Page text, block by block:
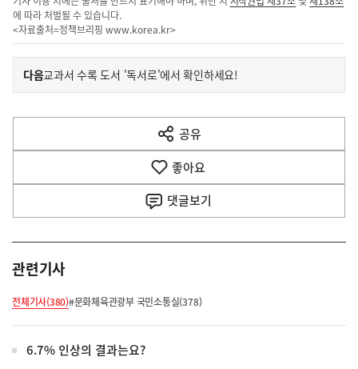
에 따라 처벌될 수 있습니다.
<자료출처=정책브리핑 www.korea.kr>
이
전
다
음
다음기
교과서 수록 도서 '독서로'에서 확인하세요!
공유
열
기
좋아요
댓글보기
관련기사
전체기사(380)#문화체육관광부 국민소통실(378)
6.7% 인상의 결과는요?